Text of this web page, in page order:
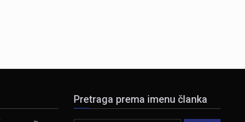
Pretraga prema imenu članka